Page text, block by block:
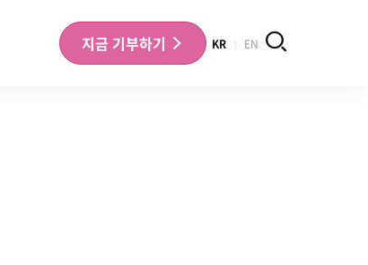
지금 기부하기 KR EN